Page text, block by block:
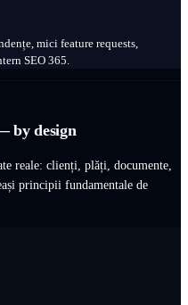
mici feature requests,
SEO 365.
by design
reale: clienți, plăți, documente,
principii fundamentale de